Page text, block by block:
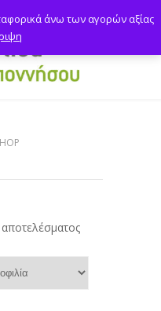
άνω των αγορών αξίας